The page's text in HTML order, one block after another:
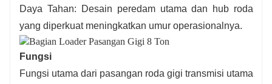
Daya Tahan: Desain peredam utama dan hub roda
yang diperkuat meningkatkan umur operasionalnya.
Fungsi
Fungsi utama dari pasangan roda gigi transmisi utama